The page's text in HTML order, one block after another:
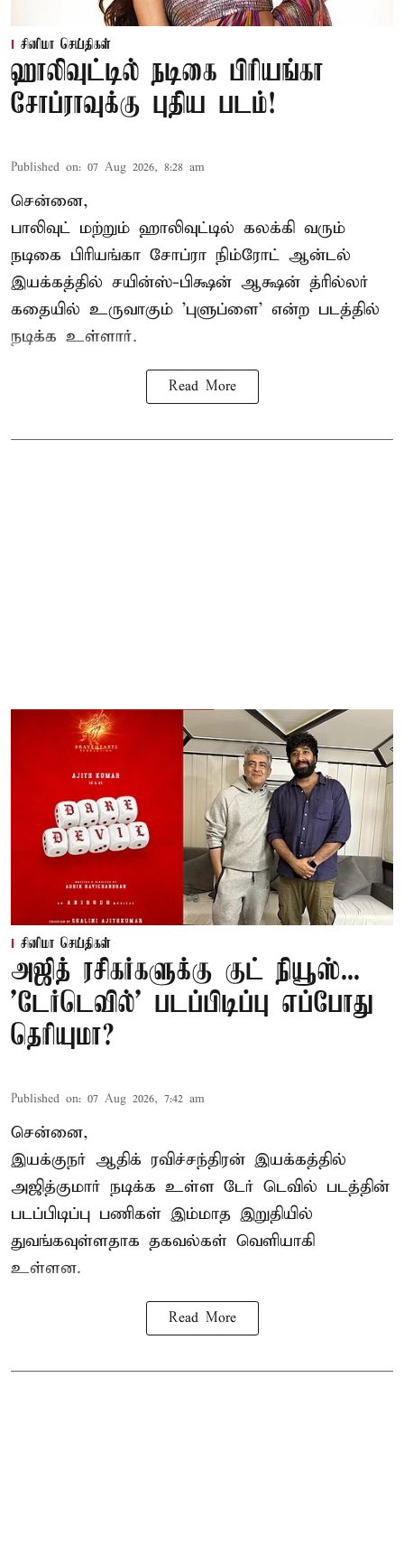
சினிமா செய்திகள்
ஹாலிவுட்டில் நடிகை பிரியங்கா
சோப்ராவுக்கு புதிய படம்!
Published on: 07 Aug 2026, 8:28 am
சென்னை,
பாலிவுட் மற்றும் ஹாலிவுட்டில் கலக்கி வரும்
நடிகை பிரியங்கா சோப்ரா நிம்ரோட் ஆன்டல்
இயக்கத்தில் சயின்ஸ்-பிக்ஷன் ஆக்ஷன் த்ரில்லர்
கதையில் உருவாகும் 'புளுப்ளை' என்ற படத்தில்
நடிக்க உள்ளார்.
Read More
சினிமா செய்திகள்
அஜித் ரசிகர்களுக்கு குட் நியூஸ்...
'டேர்டெவில்' படப்பிடிப்பு எப்போது
தெரியுமா?
Published on: 07 Aug 2026, 7:42 am
சென்னை,
இயக்குநர் ஆதிக் ரவிச்சந்திரன் இயக்கத்தில்
அஜித்குமார் நடிக்க உள்ள டேர் டெவில் படத்தின்
படப்பிடிப்பு பணிகள் இம்மாத இறுதியில்
துவங்கவுள்ளதாக தகவல்கள் வெளியாகி
உள்ளன.
Read More